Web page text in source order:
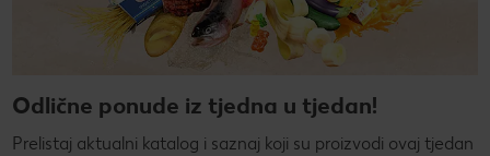
Odlične ponude iz tjedna u tjedan!
Prelistaj aktualni katalog i saznaj koji su proizvodi ovaj tjedan